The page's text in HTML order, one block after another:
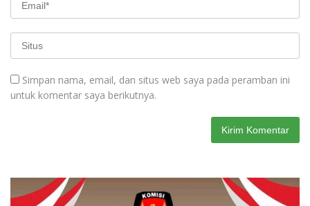
Simpan nama, email, dan situs web saya pada peramban ini
untuk komentar saya berikutnya.